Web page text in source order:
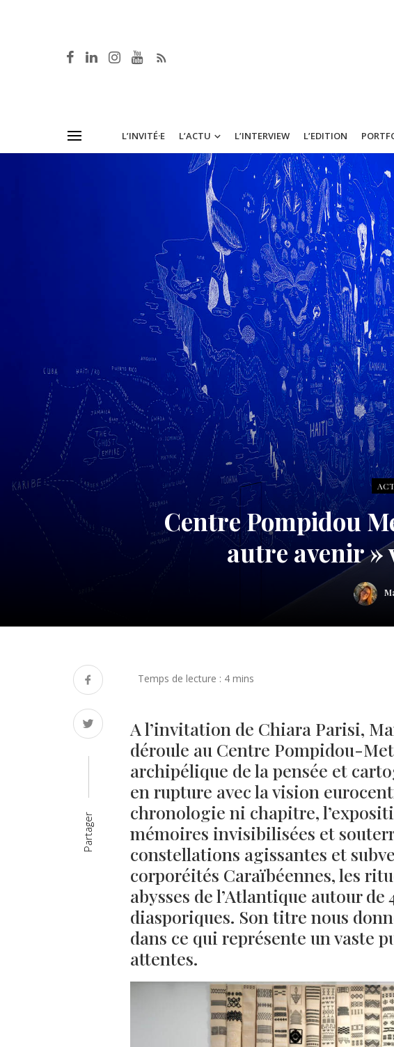
L’INVITÉ·E L’ACTU L’INTERVIEW L’EDITION
Centre Pompidou
autre avenir »
Partager
A l’invitation de Chiara Parisi,
déroule au Centre Pompidou-
archipélique de la pensée et
en rupture avec la vision
chronologie ni chapitre,
mémoires invisibilisées et
constellations agissantes et
corporéités Caraïbéennes, les
abysses de l’Atlantique autour
diasporiques. Son titre nous
dans ce qui représente un vaste
attentes.
Né un 2 juillet :